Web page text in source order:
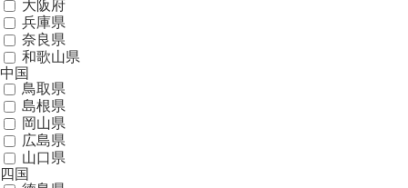
大阪府
兵庫県
奈良県
和歌山県
中国
鳥取県
島根県
岡山県
広島県
山口県
四国